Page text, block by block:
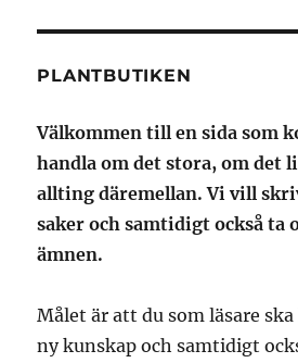
PLANTBUTIKEN
Välkommen till en sida som
handla om det stora, om det
allting däremellan. Vi vill
saker och samtidigt också ta
ämnen.
Målet är att du som läsare
ny kunskap och samtidigt